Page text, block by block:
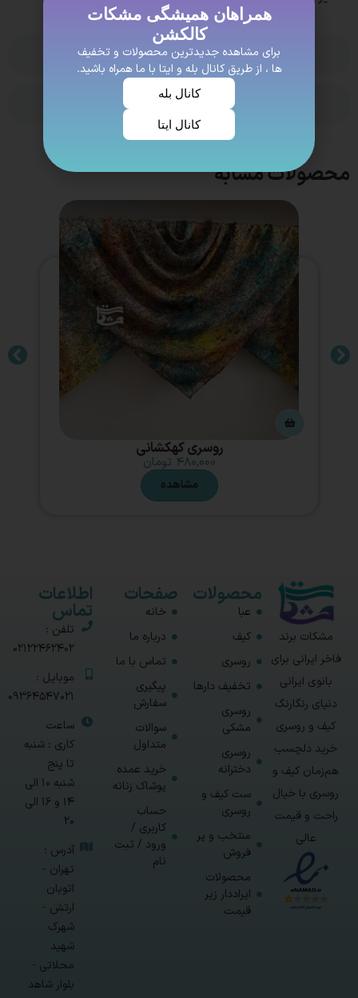
بدون نظر
ویژگی ها
محصولات مشابه
روسری کهکشانی
۴۸۰,۰۰۰ تومان
مشاهده
مشکات برند
فاخر ایرانی برای
بانوی ایرانی
دنیای رنگارنگ
کیف و روسری
خرید دلچسب
هم‌زمان کیف و
روسری با خیال
راحت و قیمت
عالی
محصولات
عبا
کیف
روسری
تخفیف دارها
روسری
مشکی
روسری
دخترانه
ست کیف و
روسری
منتخب و پر
فروش
محصولات
ایراددار زیر
قیمت
صفحات
خانه
درباره ما
تماس با ما
پیگیری
سفارش
سوالات
متداول
خرید عمده
پوشاک زنانه
حساب
کاربری /
ورود / ثبت
نام
اطلاعات
تماس
تلفن :
02122462402
موبایل :
09364547021
ساعت
کاری : شنبه
تا پنج
شنبه 10 الی
14 و 16 الی
20
آدرس :
تهران -
اتوبان
ارتش -
شهرک
شهید
محلاتی -
بلوار شاهد
همراهان همیشگی مشکات
کالکشن
برای مشاهده جدیدترین محصولات و تخفیف
ها ، از طریق کانال بله و ایتا با ما همراه باشید.
کانال بله
کانال ایتا